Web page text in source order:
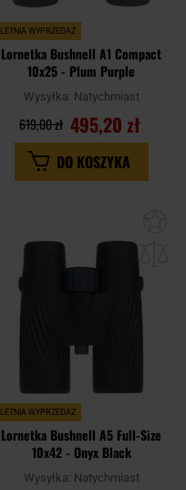
LETNIA WYPRZEDAŻ
Lornetka Bushnell A1 Compact
10x25 - Plum Purple
Wysyłka: Natychmiast
495,20 zł
619,00 zł
DO KOSZYKA
LETNIA WYPRZEDAŻ
Lornetka Bushnell A5 Full-Size
10x42 - Onyx Black
Wysyłka: Natychmiast